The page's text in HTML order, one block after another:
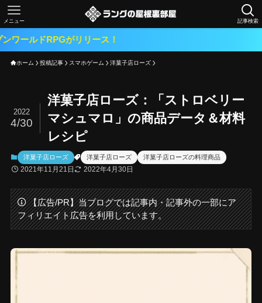
記事検索
メニュー
がリリース！
ホーム 投稿記事 スマホゲーム 洋菓子店ローズ
洋菓子店ローズ：「ストロベリー
マシュマロ」の商品データ＆材料
レシピ
2022
4/30
洋菓子店ローズ 洋菓子店ローズ 洋菓子店ローズの料理商品
2021年11月21日 2022年4月30日
【広告/PR】当ブログでは記事内・記事外の一部にア
フィリエイト広告を利用しています。